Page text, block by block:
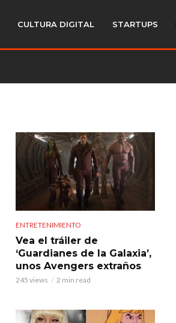
CULTURA DIGITAL STARTUPS
ENTRETENIMIENTO
Vea el tráiler de
‘Guardianes de la Galaxia’,
unos Avengers extraños
245 views 2 min read